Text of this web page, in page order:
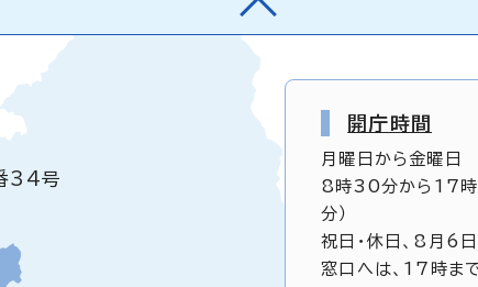
34号
開庁時間
月曜日から金曜日
8時30分から17時
分）
祝日・休日、8月6
窓口へは、17時ま